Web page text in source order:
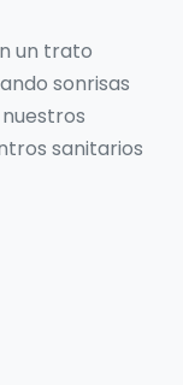
un trato
sonrisas
sanitarios